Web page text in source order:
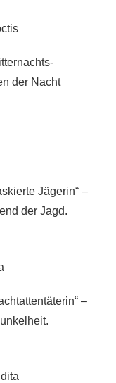
der Nacht
Jägerin“ –
der Jagd.
–